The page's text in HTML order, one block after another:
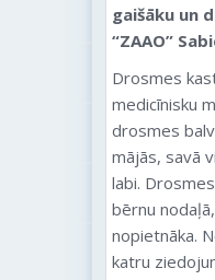
gaišāku un
“ZAAO”
Drosmes
medicīnisku
drosmes
mājās, savā
labi.
bērnu
nopietnāka.
katru